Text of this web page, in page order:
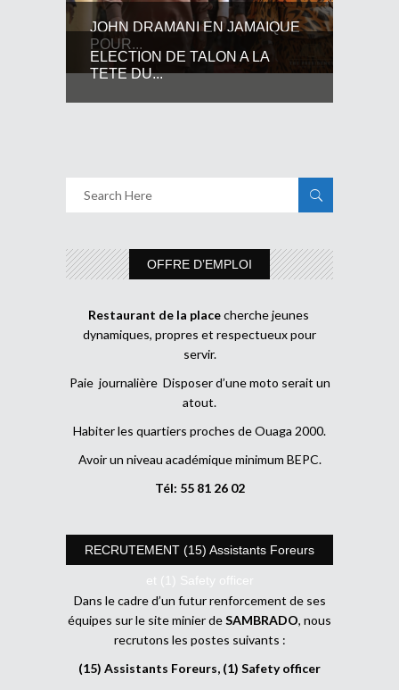
JOHN DRAMANI EN JAMAIQUE
POUR...
ELECTION DE TALON A LA
TETE DU...
OFFRE D’EMPLOI
Restaurant de la placecherche jeunes
dynamiques, propres et respectueux pour
servir.
Paie journalière Disposer d’une moto serait un
atout.
Habiter les quartiers proches de Ouaga 2000.
Avoir un niveau académique minimum BEPC.
Tél: 55 81 26 02
RECRUTEMENT (15) Assistants Foreurs
et (1) Safety officer
Dans le cadre d’un futur renforcement de ses
équipes sur le site minier deSAMBRADO, nous
recrutons les postes suivants :
(15) Assistants Foreurs, (1) Safety officer